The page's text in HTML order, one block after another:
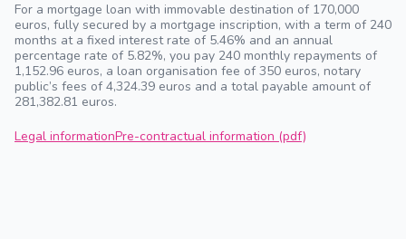
For a mortgage loan with immovable destination of 170,000
euros, fully secured by a mortgage inscription, with a term of 240
months at a fixed interest rate of 5.46% and an annual
percentage rate of 5.82%, you pay 240 monthly repayments of
1,152.96 euros, a loan organisation fee of 350 euros, notary
public’s fees of 4,324.39 euros and a total payable amount of
281,382.81 euros.
Legal informationPre-contractual information (pdf)